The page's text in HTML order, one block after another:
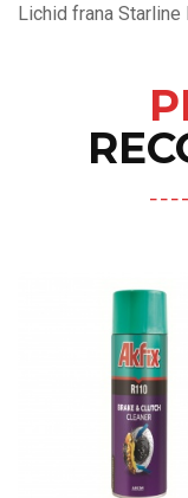
Lichid frana Starline